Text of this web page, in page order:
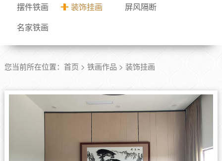
摆件铁画 装饰挂画
屏风隔断
名家铁画
您当前所在位置： 首页 > 铁画作品 > 装饰挂画